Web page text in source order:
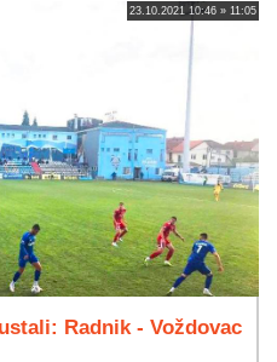
23.10.2021 10:46 » 11:05
Radnik - Voždovac